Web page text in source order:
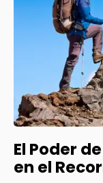
El Poder
en el